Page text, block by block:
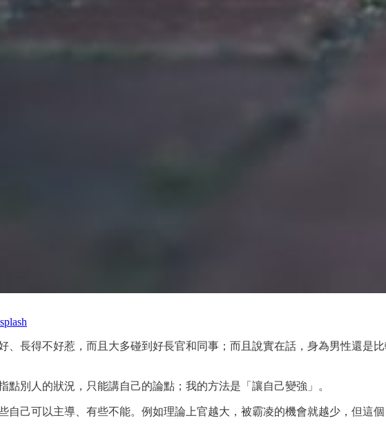
、長得不好惹，而且大多碰到好長官和同事；而且說實在話，身為男性還是
點別人的狀況，只能講自己的論點；我的方法是「讓自己變強」。
自己可以主導、有些不能。例如理論上官越大，被霸凌的機會就越少，但這個